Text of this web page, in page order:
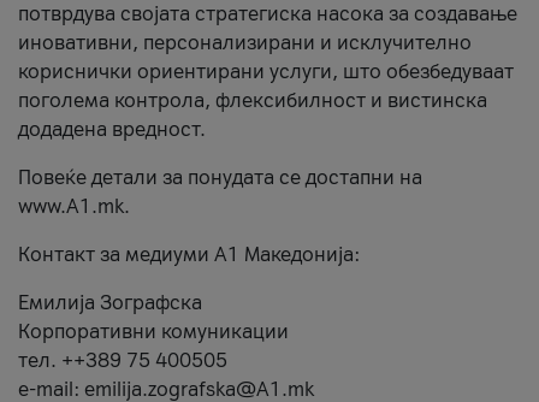
потврдува својата стратегиска насока за создавање
иновативни, персонализирани и исклучително
кориснички ориентирани услуги, што обезбедуваат
поголема контрола, флексибилност и вистинска
додадена вредност.
Повеќе детали за понудата се достапни на
www.А1.mk.
Контакт за медиуми А1 Македонија:
Емилија Зографска
Корпоративни комуникации
тел. ++389 75 400505
e-mail: emilija.zografska@A1.mk